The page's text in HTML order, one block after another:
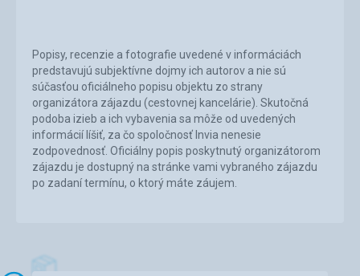
Popisy, recenzie a fotografie uvedené v informáciách
predstavujú subjektívne dojmy ich autorov a nie sú
súčasťou oficiálneho popisu objektu zo strany
organizátora zájazdu (cestovnej kancelárie). Skutočná
podoba izieb a ich vybavenia sa môže od uvedených
informácií líšiť, za čo spoločnosť Invia nenesie
zodpovednosť. Oficiálny popis poskytnutý organizátorom
zájazdu je dostupný na stránke vami vybraného zájazdu
po zadaní termínu, o ktorý máte záujem.